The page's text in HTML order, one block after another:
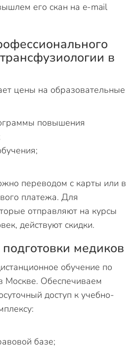
его скан на e-mail
в
цены на образовательные
повышения
переводом с карты или в
платежа. Для
отправляют на курсы
действуют скидки.
медиков
обучение по
Москве. Обеспечиваем
доступ к учебно-
базе;